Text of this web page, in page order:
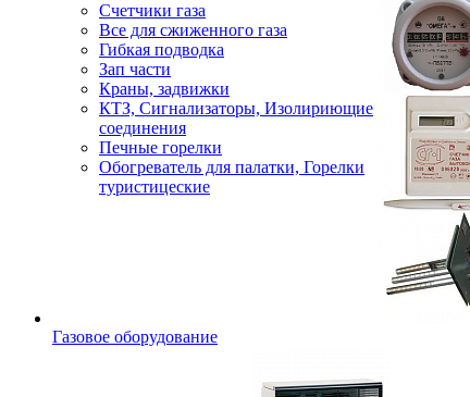
Счетчики газа
Все для сжиженного газа
Гибкая подводка
Зап части
Краны, задвижки
КТЗ, Сигнализаторы, Изолириющие
соединения
Печные горелки
Обогреватель для палатки, Горелки
туристицеские
Газовое оборудование